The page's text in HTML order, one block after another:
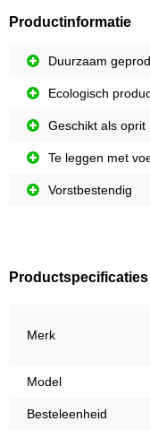
Productinformatie
Duurzaam
Ecologisch
Geschikt als oprit
Te leggen met
Vorstbestendig
Productspecificaties
Merk
Model
Besteleenheid